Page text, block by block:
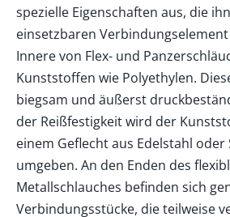
spezielle Eigenschaften aus, die
einsetzbaren
Innere von Flex- und
Kunststoffen wie Polyethylen.
biegsam und äußerst
der Reißfestigkeit wird der
einem Geflecht aus Edelstahl
umgeben. An den Enden des
Metallschlauches befinden sich
Verbindungsstücke, die teilweise